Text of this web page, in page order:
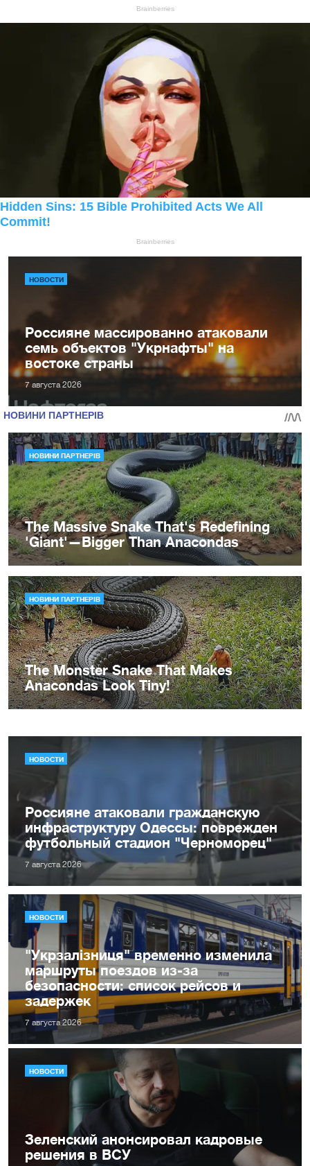
НОВОСТИ
Россияне массированно атаковали
семь объектов "Укрнафты" на
востоке страны
7 августа 2026
НОВОСТИ
Россияне атаковали гражданскую
инфраструктуру Одессы: поврежден
футбольный стадион "Черноморец"
7 августа 2026
НОВОСТИ
"Укрзалізниця" временно изменила
маршруты поездов из-за
безопасности: список рейсов и
задержек
7 августа 2026
НОВОСТИ
Зеленский анонсировал кадровые
решения в ВСУ